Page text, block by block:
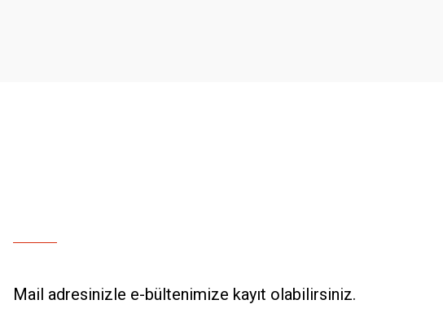
Mail adresinizle e-bültenimize kayıt olabilirsiniz.